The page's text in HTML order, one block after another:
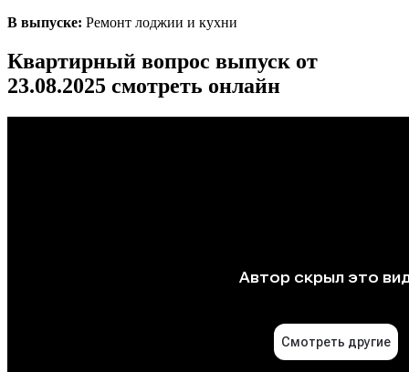
В выпуске: Ремонт лоджии и кухни
Квартирный вопрос выпуск от
23.08.2025 смотреть онлайн